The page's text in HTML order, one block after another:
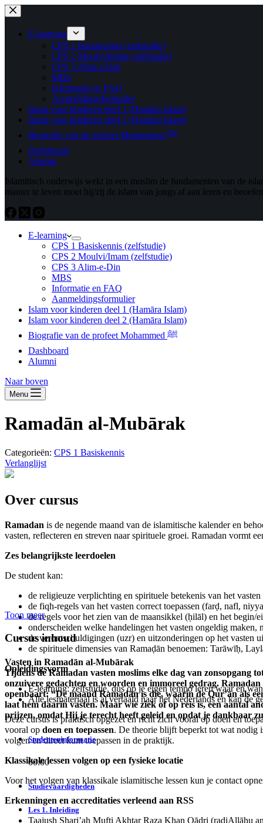
Ga
naar
inhoud
E-learning
CPS 1 Basiskennis (zelfstudie)
CPS 2 Moulvi/Imam (zelfstudie)
CPS 3 Alim-e-Din
MBS
Informatie en FAQ
Aanmeldingsformulier
Islam voor kinderen deel 1 (Hamāra Islam)
Islam voor kinderen deel 2 (Hamāra Islam)
Biografie van de profeet Mohammed ﷺ
Dashboard
Alumni
Islamitisch onderwijs wekt in een moslim de fundamenten van de
manier te leven moet hij/zij de islam van jongs af aan leren en
E-learning
CPS 1 Basiskennis (zelfstudie)
CPS 2 Moulvi/Imam (zelfstudie)
CPS 3 Alim-e-Din
MBS
Informatie en FAQ
Aanmeldingsformulier
Islam voor kinderen deel 1 (Hamāra Islam)
Islam voor kinderen deel 2 (Hamāra Islam)
Biografie van de profeet Mohammed ﷺ
Dashboard
Alumni
Naar boven
Menu
Ramadān al-Mubārak
Categorieën: CPS 1 Basiskennis
Verlanglijst
Over cursus
Ramadan is de negende maand van de islamitische kalender en
vasten, reflecteren en streven naar spirituele groei. Ramadan vormt
Zes belangrijkste leerdoelen
De student kan:
de religieuze verplichting en spirituele betekenis van het
de fiqh‑regels van het vasten correct toepassen (farḍ, nafl,
de regels voor het zien van de maansikkel (ḥilāl) en het begin/
onderscheiden welke handelingen het vasten ongeldig
de verontschuldigingen (uzr) en uitzonderingen op het vasten
de spirituele dimensies van Ramaḍān benoemen: Tarāwīḥ,
Opleidingsvorm
E-learning: zelfstudie, dus op je eigen tempo leren waar en
Alle lesmateriaal is al vertaald naar het Nederlands en kan de
Deze cursus is praktisch opgezet en richt zich vooral op doen en
vooral op doen en toepassen. De theorie blijft beperkt tot wat nodig
volgen en direct kunt toepassen in de praktijk.
Klassikale lessen volgen op een fysieke locatie
Voor het volgen van klassikale islamitische lessen kun je contact
Erkenningen en accreditaties verleend aan RSS
Taajush Shari’ah Mufti Akhtar Raza Khan Qādri (radiAllāhu
Toon meer
Cursus inhoud
Vasten in Ramadān al-Mubārak
Tijdens de Ramadan vasten moslims elke dag van zonsopgang
onzuivere gedachten en woorden en immoreel gedrag.
openbaart: “De maand Ramadān is die, waarin de Qur’ān als
laat hem daarin vasten. Maar wie ziek of op reis is, een aantal
prijzen, omdat Hij je terecht heeft geleid en opdat je dankbaar
Studenteninformatie
00:00
Studievaardigheden
Les 1. Inleiding